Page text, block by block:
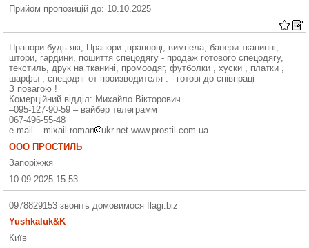
Прийом пропозицій до: 10.10.2025
Прапори будь-які, Прапори ,прапорці, вимпела, банери тканинні,
штори, гардини, пошиття спецодягу - продаж готового спецодягу,
текстиль, друк на тканині, промоодяг, футболки , хуски , платки ,
шарфы , спецодяг от производителя . - готові до співпраці -
З повагою !
Комерційний відділ: Михайло Вікторович
–095-127-90-59 – вайбер телеграмм
067-496-55-48
e-mail – mixail.roman
ukr.net www.prostil.com.ua
ООО ПРОСТИЛЬ
Запоріжжя
10.09.2025 15:53
0978829153 звоніть домовимося flagi.biz
Yushkaluk&K
Київ